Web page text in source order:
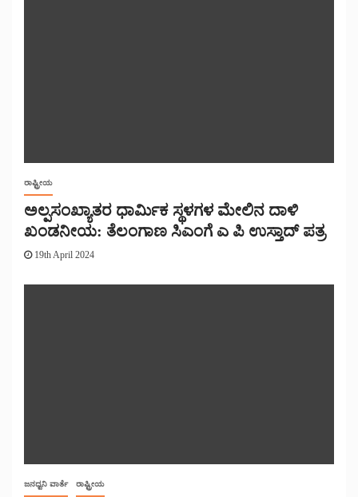
ರಾಷ್ಟ್ರೀಯ
ಅಲ್ಪಸಂಖ್ಯಾತರ ಧಾರ್ಮಿಕ ಸ್ಥಳಗಳ ಮೇಲಿನ ದಾಳಿ
ಖಂಡನೀಯ: ತೆಲಂಗಾಣ ಸಿಎಂಗೆ ಎ ಪಿ ಉಸ್ತಾದ್ ಪತ್ರ
19th April 2024
ಜನಧ್ವನಿ ವಾರ್ತೆ ರಾಷ್ಟ್ರೀಯ